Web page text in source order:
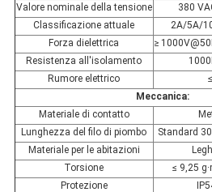
Valore nominale della tensione
380
Classificazione attuale
2A/5A/
Forza dielettrica
≥
Resistenza all'isolamento
Rumore elettrico
Meccanica:
Materiale di contatto
Lunghezza del filo di piombo
Standard
Materiale per le abitazioni
Torsione
≤ 9,25
Protezione